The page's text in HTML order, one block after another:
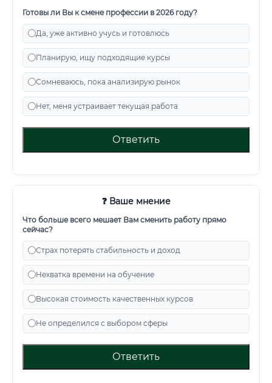
Готовы ли Вы к смене профессии в 2026 году?
Да, уже активно учусь и готовлюсь
Планирую, ищу подходящие курсы
Сомневаюсь, пока анализирую рынок
Нет, меня устраивает текущая работа
Ответить
❓ Ваше мнение
Что больше всего мешает Вам сменить работу прямо
сейчас?
Страх потерять стабильность и доход
Нехватка времени на обучение
Высокая стоимость качественных курсов
Не определился с выбором сферы
Ответить